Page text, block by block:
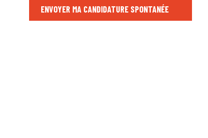
ENVOYER MA CANDIDATURE SPONTANÉE